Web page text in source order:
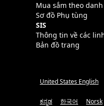
Mua sắm theo
Sơ đồ Phụ tùng
SIS
Thông tin về các
Bản đồ trang
United States English
ಕನ್ನಡ 한국어 Norsk